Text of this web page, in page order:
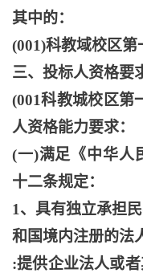
其中的：
(001)科教域校区第
三、投标人资格要
(001科教城校区第
人资格能力要求：
(一)满足《中华人
十二条规定：
1、具有独立承担
和国境内注册的法
:提供企业法人或